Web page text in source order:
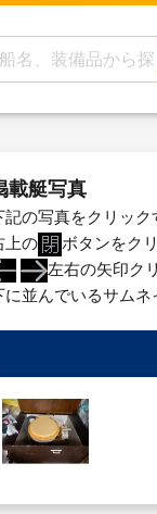
載艇写真
記の写真をクリック
上の
ボタンをク
左右の矢印ク
に並んでいるサム